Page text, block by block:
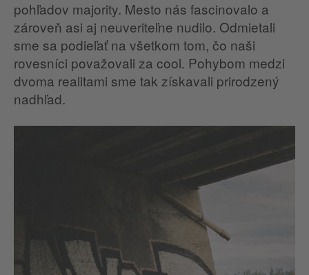
pohľadov majority. Mesto nás fascinovalo a
zároveň asi aj neuveriteľne nudilo. Odmietali
sme sa podieľať na všetkom tom, čo naši
rovesníci považovali za cool. Pohybom medzi
dvoma realitami sme tak získavali prirodzený
nadhľad.